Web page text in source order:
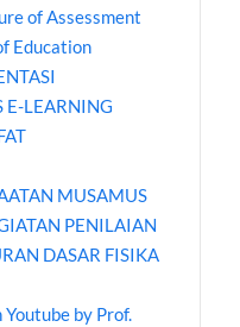
of Assessment
Education
E-LEARNING
MUSAMUS
PENILAIAN
DASAR FISIKA
by Prof.